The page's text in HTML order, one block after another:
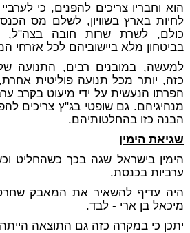
הוא וחבריו צריכים להפנים, כי
לחיות בארץ בשוויון, לשלם מס
כולם, לשרת שרות חובה בצה"ל,
בביטחון מלא ביישוביהם לכל אזרחי
למעשה, במובנים רבים, התנועה של
כזה, יותר מכל תנועה פוליטית
הפרתו הנעשית על ידי מיעוט בקרב
מנהיגיהם. גם שופטי בג"ץ צריכים
הבנה כזו בהחלטותיהם.
שגיאת הימין
הימין בישראל שגה בכך כשהחליט
ערביות בכנסת.
היה עדיף להשאיר את המאבק
מיכאל בן ארי - לבד.
יתכן כי במקרה כזה גם התוצאה